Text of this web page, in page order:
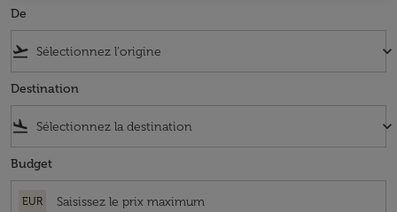
De
flight_takeoff keyboard_arrow_down
Destination
flight_land keyboard_arrow_down
Budget
EUR